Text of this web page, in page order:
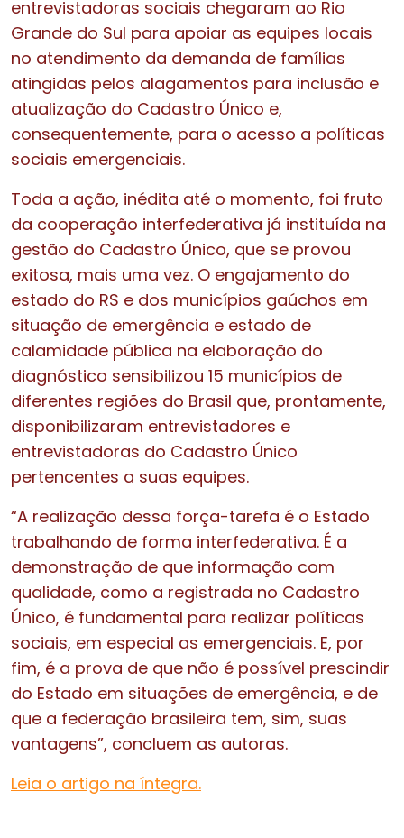
entrevistadoras sociais chegaram ao Rio
Grande do Sul para apoiar as equipes locais
no atendimento da demanda de famílias
atingidas pelos alagamentos para inclusão e
atualização do Cadastro Único e,
consequentemente, para o acesso a políticas
sociais emergenciais.
Toda a ação, inédita até o momento, foi fruto
da cooperação interfederativa já instituída na
gestão do Cadastro Único, que se provou
exitosa, mais uma vez. O engajamento do
estado do RS e dos municípios gaúchos em
situação de emergência e estado de
calamidade pública na elaboração do
diagnóstico sensibilizou 15 municípios de
diferentes regiões do Brasil que, prontamente,
disponibilizaram entrevistadores e
entrevistadoras do Cadastro Único
pertencentes a suas equipes.
“A realização dessa força-tarefa é o Estado
trabalhando de forma interfederativa. É a
demonstração de que informação com
qualidade, como a registrada no Cadastro
Único, é fundamental para realizar políticas
sociais, em especial as emergenciais. E, por
fim, é a prova de que não é possível prescindir
do Estado em situações de emergência, e de
que a federação brasileira tem, sim, suas
vantagens”, concluem as autoras.
Leia o artigo na íntegra.